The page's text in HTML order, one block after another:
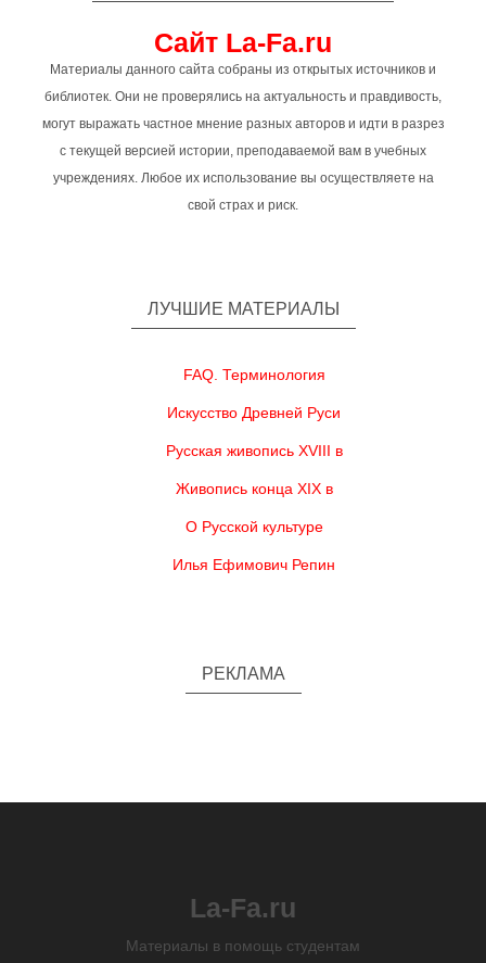
Сайт La-Fa.ru
Материалы данного сайта собраны из открытых источников и
библиотек. Они не проверялись на актуальность и правдивость,
могут выражать частное мнение разных авторов и идти в разрез
с текущей версией истории, преподаваемой вам в учебных
учреждениях. Любое их использование вы осуществляете на
свой страх и риск.
ЛУЧШИЕ МАТЕРИАЛЫ
FAQ. Терминология
Искусство Древней Руси
Русская живопись XVIII в
Живопись конца XIX в
О Русской культуре
Илья Ефимович Репин
РЕКЛАМА
La-Fa.ru
Материалы в помощь студентам